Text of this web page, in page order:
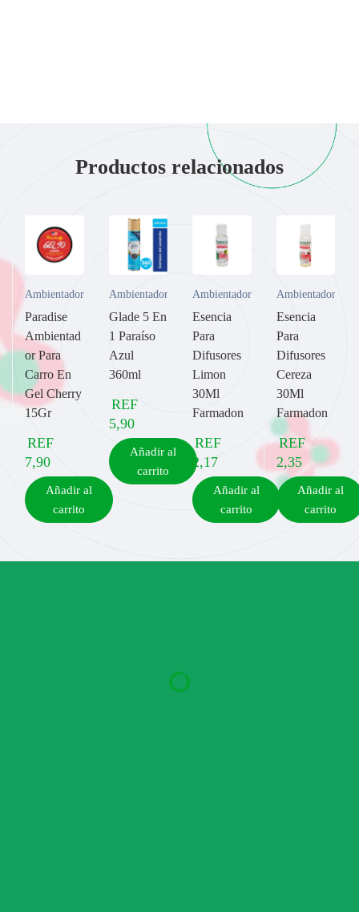
Productos relacionados
Ambientadores
Paradise
Ambientad
or Para
Carro En
Gel Cherry
15Gr
REF
7,90
Añadir al
carrito
Ambientadores
Glade 5 En
1 Paraíso
Azul
360ml
REF
5,90
Añadir al
carrito
Ambientadores
Esencia
Para
Difusores
Limon
30Ml
Farmadon
REF
2,17
Añadir al
carrito
Ambientadores
Esencia
Para
Difusores
Cereza
30Ml
Farmadon
REF
2,35
Añadir al
carrito